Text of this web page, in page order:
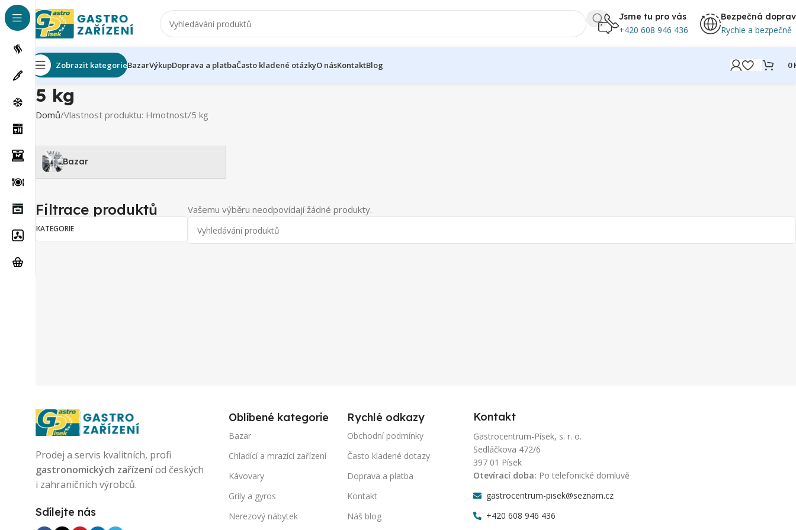
Jsme tu pro vás
+420 608 946 436
Bezpečná
Rychle a bezpečně
Zobrazit kategorieBazarVýkupDoprava a platbaČasto kladené otázkyO násKontaktBlog 0
5 kg
Domů Vlastnost produktu: Hmotnost 5 kg
Bazar
Filtrace produktů
KATEGORIE
Vašemu výběru neodpovídají žádné produkty.
Prodej a servis kvalitních, profi
gastronomických zařízeníod českých
i zahraničních výrobců.
Sdílejte nás
Oblíbené kategorie
Bazar
Chladící a mrazící zařízení
Kávovary
Grily a gyros
Nerezový nábytek
Rychlé odkazy
Obchodní podmínky
Často kladené dotazy
Doprava a platba
Kontakt
Náš blog
Kontakt
Gastrocentrum-Písek, s. r. o.
Sedláčkova 472/6
397 01 Písek
Otevírací doba: Po telefonické domluvě
gastrocentrum-pisek@seznam.cz
+420 608 946 436